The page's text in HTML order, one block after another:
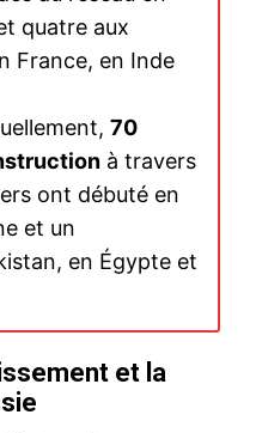
quatre aux
France, en Inde
70
à travers
ont débuté en
et un
en Égypte et
et la